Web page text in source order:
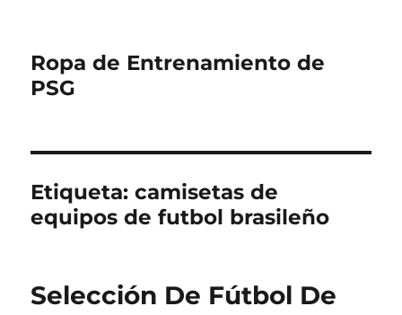
Ropa de Entrenamiento de
PSG
Etiqueta:camisetas de
equipos de futbol brasileño
Selección De Fútbol De